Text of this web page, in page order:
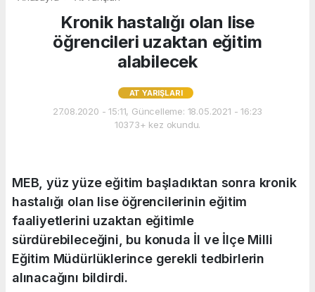
Kronik hastalığı olan lise
öğrencileri uzaktan eğitim
alabilecek
AT YARIŞLARI
27.08.2020 - 15:11, Güncelleme: 18.05.2021 - 16:23
10373+ kez okundu.
MEB, yüz yüze eğitim başladıktan sonra kronik
hastalığı olan lise öğrencilerinin eğitim
faaliyetlerini uzaktan eğitimle
sürdürebileceğini, bu konuda İl ve İlçe Milli
Eğitim Müdürlüklerince gerekli tedbirlerin
alınacağını bildirdi.